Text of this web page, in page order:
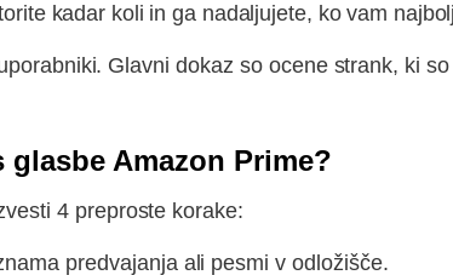
kadar koli in ga nadaljujete, ko vam
Glavni dokaz so ocene strank, ki
Amazon Prime?
4 preproste korake:
predvajanja ali pesmi v odložišče.